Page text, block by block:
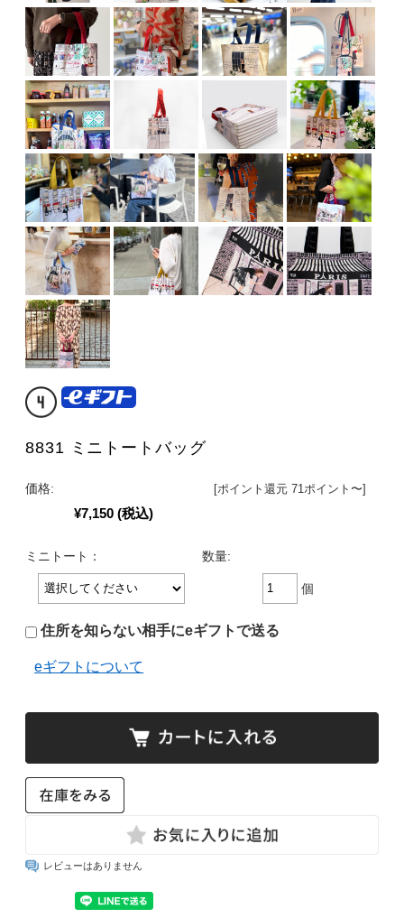
8831 ミニトートバッグ
価格:
¥7,150 (税込)
[ポイント還元 71ポイント〜]
ミニトート： 数量:
個
住所を知らない相手にeギフトで送る
eギフトについて
レビューはありません